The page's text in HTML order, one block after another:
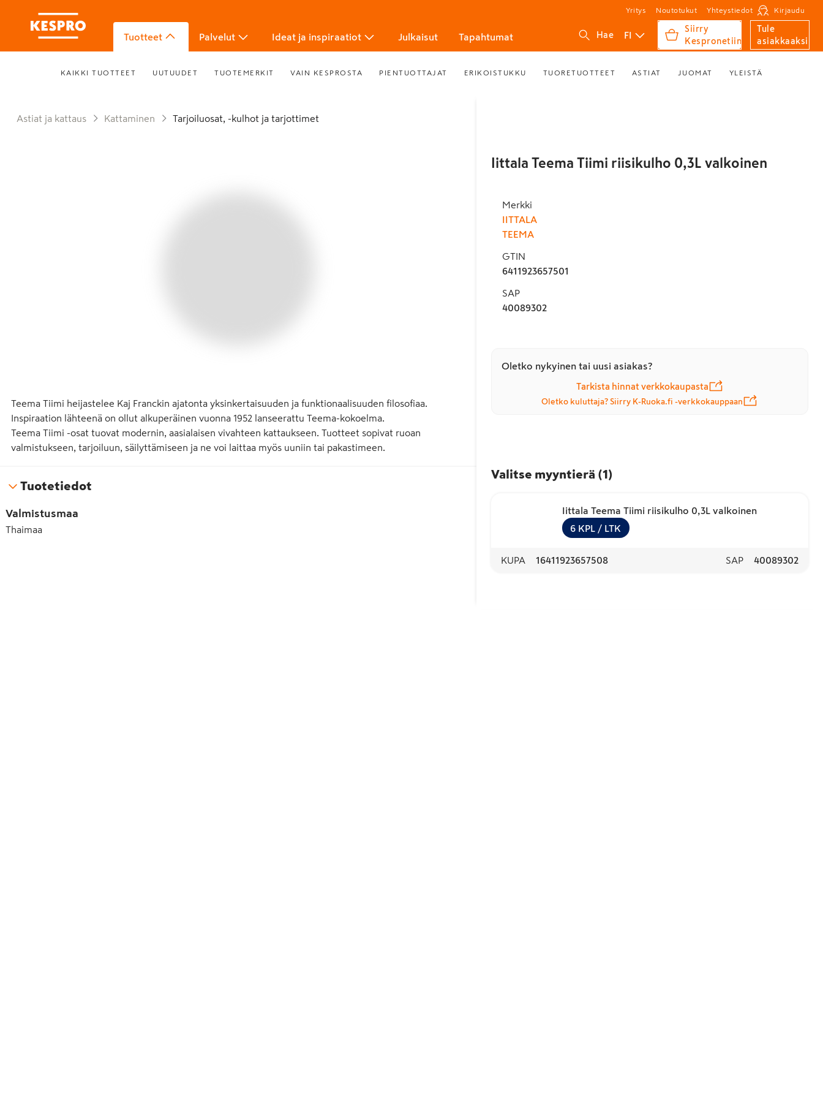
Yritys Noutotukut Yhteystiedot Kirjaudu
Tuotteet Palvelut Ideat ja inspiraatiot Julkaisut Tapahtumat Hae FI
Siirry
Kespronetiin
Tule
asiakkaaksi
KAIKKI TUOTTEET UUTUUDET TUOTEMERKIT VAIN KESPROSTA PIENTUOTTAJAT ERIKOISTUKKU TUORETUOTTEET ASTIAT JUOMAT YLEISTÄ
Astiat ja kattaus Kattaminen Tarjoiluosat, -kulhot ja tarjottimet
Teema Tiimi heijastelee Kaj Franckin ajatonta yksinkertaisuuden ja funktionaalisuuden filosofiaa.
Inspiraation lähteenä on ollut alkuperäinen vuonna 1952 lanseerattu Teema-kokoelma.
Teema Tiimi -osat tuovat modernin, aasialaisen vivahteen kattaukseen. Tuotteet sopivat ruoan
valmistukseen, tarjoiluun, säilyttämiseen ja ne voi laittaa myös uuniin tai pakastimeen.
Tuotetiedot
Valmistusmaa
Thaimaa
Iittala Teema Tiimi riisikulho 0,3L valkoinen
Merkki
IITTALA
TEEMA
GTIN
6411923657501
SAP
40089302
Oletko nykyinen tai uusi asiakas?
Tarkista hinnat verkkokaupasta
Oletko kuluttaja? Siirry K-Ruoka.fi -verkkokauppaan
Valitse myyntierä (1 )
Iittala Teema Tiimi riisikulho 0,3L valkoinen
6 KPL / LTK
KUPA 16411923657508 SAP 40089302